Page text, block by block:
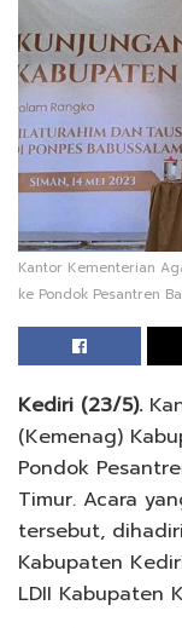
Kantor Kementerian
ke Pondok Pesantren
Kediri (23/5).
(Kemenag)
Pondok
Timur. Acara
tersebut,
Kabupaten
LDII Kabupaten